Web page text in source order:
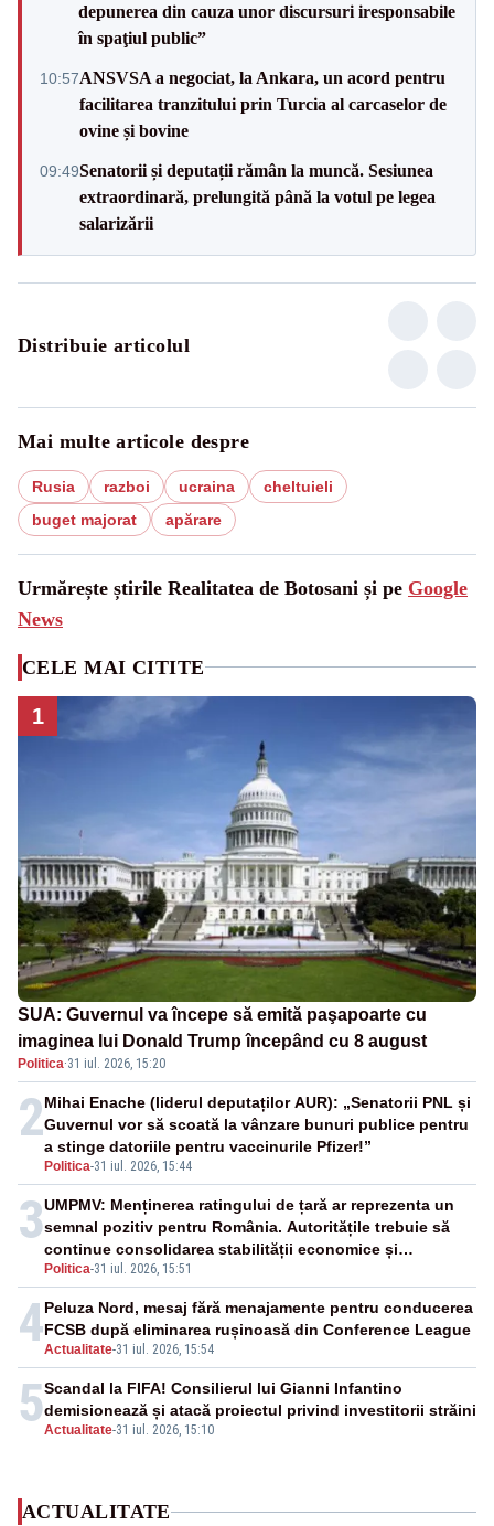
depunerea din cauza unor discursuri iresponsabile
în spaţiul public”
10:57ANSVSA a negociat, la Ankara, un acord pentru
facilitarea tranzitului prin Turcia al carcaselor de
ovine și bovine
09:49Senatorii și deputații rămân la muncă. Sesiunea
extraordinară, prelungită până la votul pe legea
salarizării
Distribuie articolul
Mai multe articole despre
Rusia razboi ucraina
cheltuieli
buget majorat
apărare
Urmărește știrile Realitatea de Botosani și pe Google
News
CELE MAI CITITE
1
SUA: Guvernul va începe să emită paşapoarte cu
imaginea lui Donald Trump începând cu 8 august
Politica·31 iul. 2026, 15:20
2
Politica-31 iul. 2026, 15:44
Mihai Enache (liderul deputaților AUR): „Senatorii PNL și
Guvernul vor să scoată la vânzare bunuri publice pentru
a stinge datoriile pentru vaccinurile Pfizer!”
3
Politica-31 iul. 2026, 15:51
UMPMV: Menținerea ratingului de țară ar reprezenta un
semnal pozitiv pentru România. Autoritățile trebuie să
continue consolidarea stabilității economice și
financiare
4Actualitate-31 iul. 2026, 15:54
Peluza Nord, mesaj fără menajamente pentru conducerea
FCSB după eliminarea rușinoasă din Conference League
5Actualitate-31 iul. 2026, 15:10
Scandal la FIFA! Consilierul lui Gianni Infantino
demisionează și atacă proiectul privind investitorii străini
ACTUALITATE